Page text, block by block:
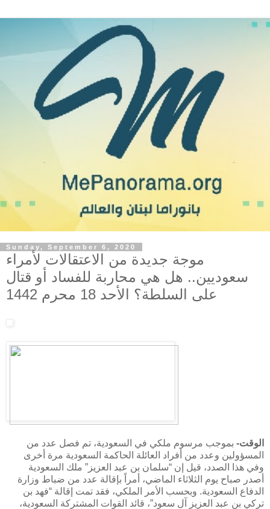
Sunday, September 6, 2020
موجة جديدة من الاعتقالات لأمراء
سعوديين.. هل هي محاربة للفساد أو قتال
على السلطة؟ الأحد 18 محرم 1442
الوقت- بموجب مرسوم ملكي في السعودية، تم فصل عدد من
المسؤولين وعدد من أفراد العائلة الحاكمة السعودية مرة أخرى
وفي هذا الصدد، قيل إن “سلمان بن عبد العزيز” ملك السعودية
أصدر صباح يوم الثلاثاء الماضي، أمراً بإقالة عدد من ضباط وزارة
الدفاع السعودية. وبحسب الأمر الملكي، فقد تمت إقالة “فهد بن
تركي بن ​​عبد العزيز آل سعود”، قائد القوات المشتركة السعودية،